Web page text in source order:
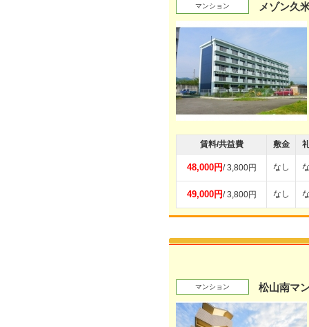
マンション メゾン久
賃料/共益費 敷金
48,000円/ 3,800円 なし
49,000円/ 3,800円 なし
マンション 松山南マ